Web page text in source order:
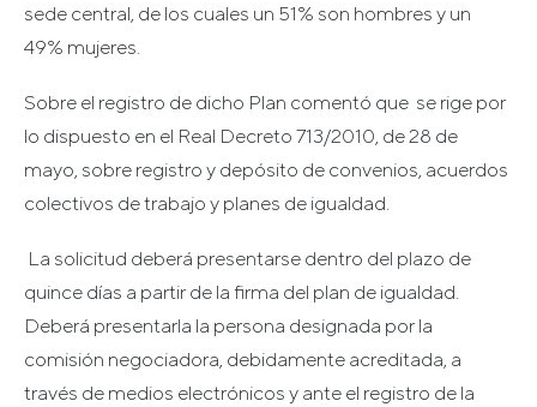
sede central, de los cuales un 51% son hombres y un
49% mujeres.
Sobre el registro de dicho Plan comentó que se rige por
lo dispuesto en el Real Decreto 713/2010, de 28 de
mayo, sobre registro y depósito de convenios, acuerdos
colectivos de trabajo y planes de igualdad.
La solicitud deberá presentarse dentro del plazo de
quince días a partir de la firma del plan de igualdad.
Deberá presentarla la persona designada por la
comisión negociadora, debidamente acreditada, a
través de medios electrónicos y ante el registro de la